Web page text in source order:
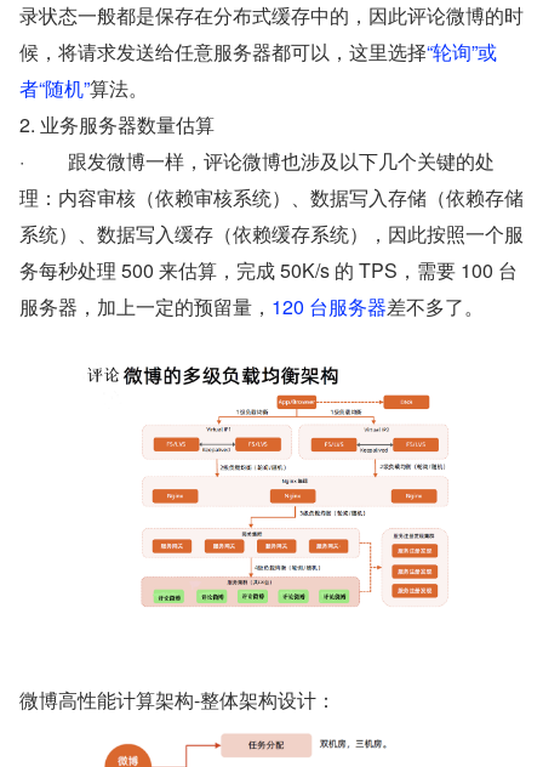
录状态一般都是保存在分布式缓存中的，因此评论微博的时
候，将请求发送给任意服务器都可以，这里选择“轮询”或
者“随机”算法。
2. 业务服务器数量估算
·         跟发微博一样，评论微博也涉及以下几个关键的处
理：内容审核（依赖审核系统）、数据写入存储（依赖存储
系统）、数据写入缓存（依赖缓存系统），因此按照一个服
务每秒处理 500 来估算，完成 50K/s 的 TPS，需要 100 台
服务器，加上一定的预留量， 120 台服务器差不多了。
微博高性能计算架构-整体架构设计：